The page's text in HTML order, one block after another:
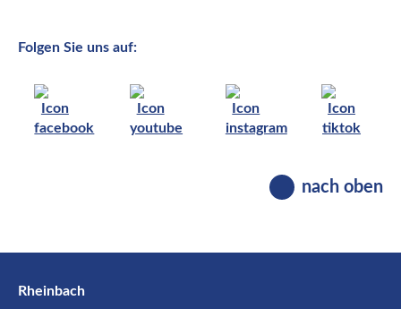
Folgen Sie uns auf:
nach oben
Rheinbach